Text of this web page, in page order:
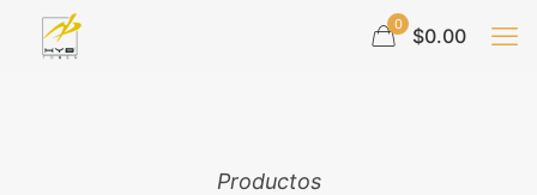
0 $0.00
Productos